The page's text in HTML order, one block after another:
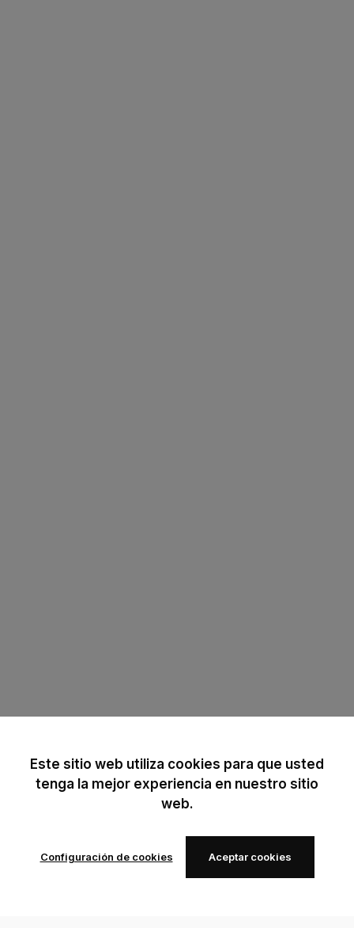
Este sitio web utiliza cookies para que usted
tenga la mejor experiencia en nuestro sitio
web.
Configuración de cookies Aceptar cookies